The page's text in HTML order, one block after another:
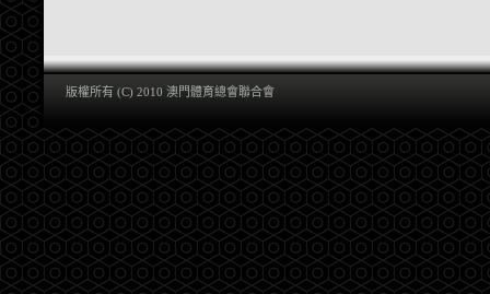
版權所有 (C) 2010 澳門體育總會聯合會